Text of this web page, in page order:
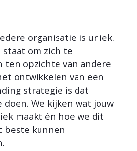
organisatie is uniek.
staat om zich te
ten opzichte van andere
ontwikkelen van een
strategie is dat
doen. We kijken wat jouw
maakt én hoe we dit
beste kunnen